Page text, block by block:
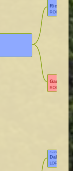
Rick
ROI 09/72906
Gauffre
ROI 11/
CH CR, CACIB 5X,
Dalton
LOF 6